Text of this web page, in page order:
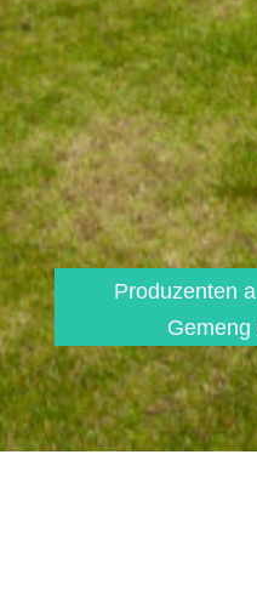
Produzenten
Gemeng